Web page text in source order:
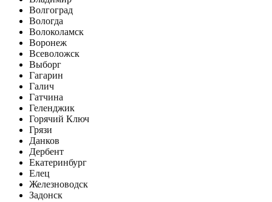
Волгоград
Вологда
Волоколамск
Воронеж
Всеволожск
Выборг
Гагарин
Галич
Гатчина
Геленджик
Горячий Ключ
Грязи
Данков
Дербент
Екатеринбург
Елец
Железноводск
Задонск